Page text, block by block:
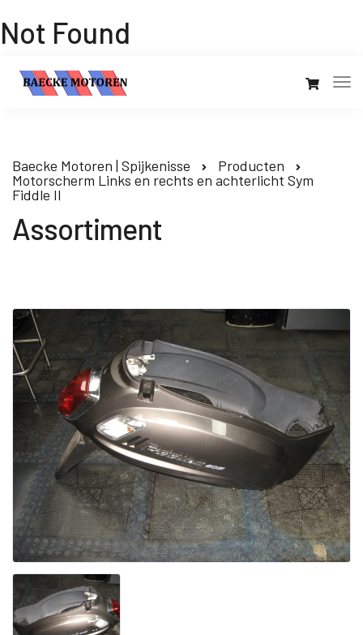
Not Found
Baecke Motoren | Spijkenisse
Producten
Motorscherm Links en rechts en achterlicht Sym
Fiddle II
Assortiment